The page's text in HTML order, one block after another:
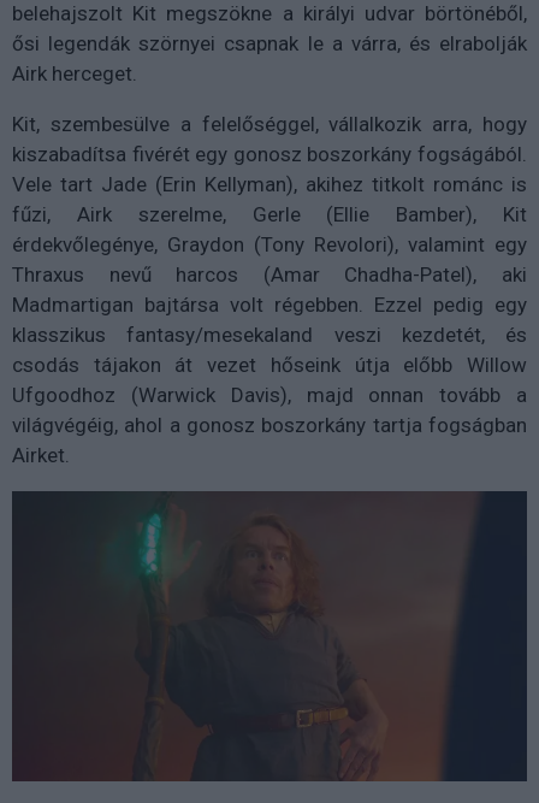
belehajszolt Kit megszökne a királyi udvar börtönéből,
ősi legendák szörnyei csapnak le a várra, és elrabolják
Airk herceget.
Kit, szembesülve a felelőséggel, vállalkozik arra, hogy
kiszabadítsa fivérét egy gonosz boszorkány fogságából.
Vele tart Jade (Erin Kellyman), akihez titkolt románc is
fűzi, Airk szerelme, Gerle (Ellie Bamber), Kit
érdekvőlegénye, Graydon (Tony Revolori), valamint egy
Thraxus nevű harcos (Amar Chadha-Patel), aki
Madmartigan bajtársa volt régebben. Ezzel pedig egy
klasszikus fantasy/mesekaland veszi kezdetét, és
csodás tájakon át vezet hőseink útja előbb Willow
Ufgoodhoz (Warwick Davis), majd onnan tovább a
világvégéig, ahol a gonosz boszorkány tartja fogságban
Airket.